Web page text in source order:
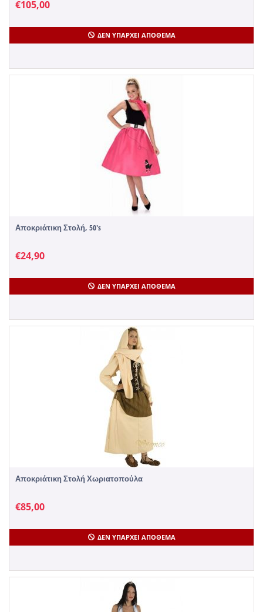
€105,00
ΔΕΝ ΥΠΆΡΧΕΙ ΑΠΌΘΕΜΑ
Αποκριάτικη Στολή, 50's
€24,90
ΔΕΝ ΥΠΆΡΧΕΙ ΑΠΌΘΕΜΑ
Αποκριάτικη Στολή Χωριατοπούλα
€85,00
ΔΕΝ ΥΠΆΡΧΕΙ ΑΠΌΘΕΜΑ